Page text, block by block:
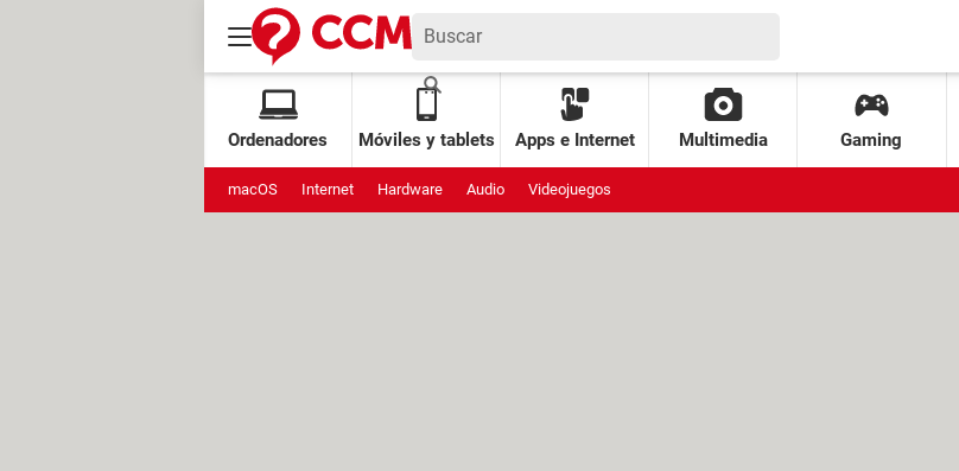
Ordenadores Móviles y tablets Apps e Internet Multimedia Gaming
macOS Internet Hardware Audio Videojuegos